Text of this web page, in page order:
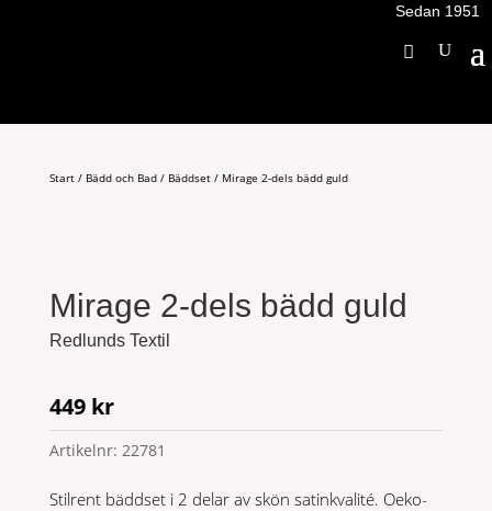
Sedan 1951
Start/ Bädd och Bad/ Bäddset/ Mirage 2-dels bädd guld
Mirage 2-dels bädd guld
Redlunds Textil
449 kr
Artikelnr: 22781
Stilrent bäddset i 2 delar av skön satinkvalité. Oeko-